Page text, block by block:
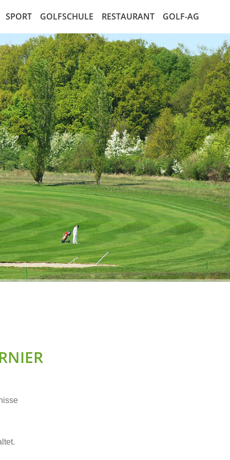
SPORT
Mannschaften
Jugend
LadiesGolf
SeMiGo
Gents
GOLFSCHULE
Golf entdecken
Kurse
Golf Schnupperkurs
RESTAURANT GOLF-AG
Die AG
Der Aktionär
Marktplatz für Aktien
Satzung der AG
AG Recht